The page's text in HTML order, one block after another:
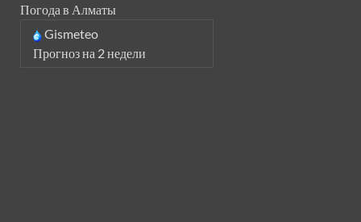
Погода в Алматы
Gismeteo
Прогноз на 2 недели